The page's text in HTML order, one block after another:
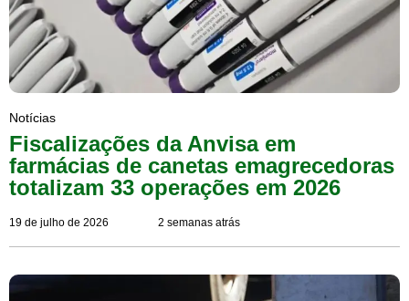
Notícias
Fiscalizações da Anvisa em
farmácias de canetas emagrecedoras
totalizam 33 operações em 2026
19 de julho de 2026 2 semanas atrás